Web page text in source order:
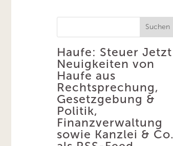
Suchen
Haufe: Steuer Jetzt
Neuigkeiten von
Haufe aus
Rechtsprechung,
Gesetzgebung &
Politik,
Finanzverwaltung
sowie Kanzlei & Co.